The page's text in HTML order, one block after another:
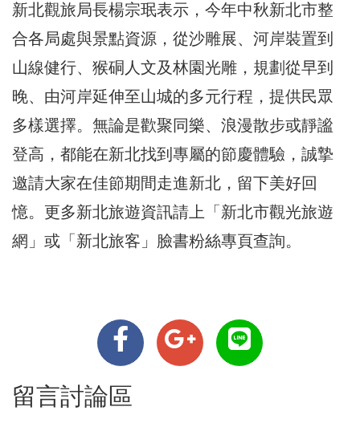
新北觀旅局長楊宗珉表示，今年中秋新北市整
合各局處與景點資源，從沙雕展、河岸裝置到
山線健行、猴硐人文及林園光雕，規劃從早到
晚、由河岸延伸至山城的多元行程，提供民眾
多樣選擇。無論是歡聚同樂、浪漫散步或靜謐
登高，都能在新北找到專屬的節慶體驗，誠摯
邀請大家在佳節期間走進新北，留下美好回
憶。更多新北旅遊資訊請上「新北市觀光旅遊
網」或「新北旅客」臉書粉絲專頁查詢。
留言討論區